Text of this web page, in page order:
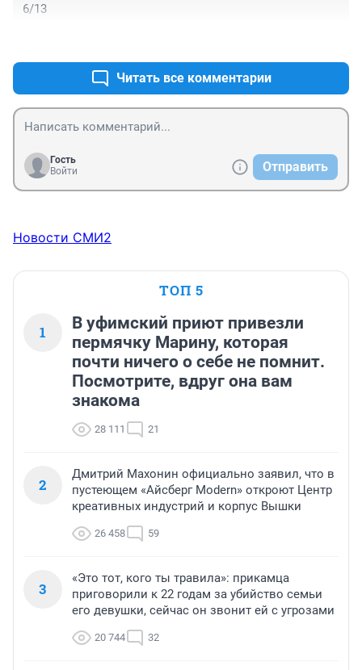
6/13
Читать все комментарии
Гость
Войти
Отправить
Новости СМИ2
ТОП 5
1
В уфимский приют привезли
пермячку Марину, которая
почти ничего о себе не помнит.
Посмотрите, вдруг она вам
знакома
28 111 21
2
Дмитрий Махонин официально заявил, что в
пустеющем «Айсберг Modern» откроют Центр
креативных индустрий и корпус Вышки
26 458 59
3
«Это тот, кого ты травила»: прикамца
приговорили к 22 годам за убийство семьи
его девушки, сейчас он звонит ей с угрозами
20 744 32